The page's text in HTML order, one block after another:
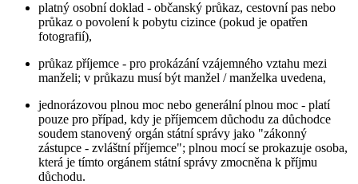
platný osobní doklad - občanský průkaz, cestovní pas nebo
průkaz o povolení k pobytu cizince (pokud je opatřen
fotografií),
průkaz příjemce - pro prokázání vzájemného vztahu mezi
manželi; v průkazu musí být manžel / manželka uvedena,
jednorázovou plnou moc nebo generální plnou moc - platí
pouze pro případ, kdy je příjemcem důchodu za důchodce
soudem stanovený orgán státní správy jako "zákonný
zástupce - zvláštní příjemce"; plnou mocí se prokazuje osoba,
která je tímto orgánem státní správy zmocněna k příjmu
důchodu.